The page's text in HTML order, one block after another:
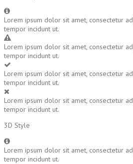
Lorem ipsum dolor sit amet, consectetur
tempor incidunt ut.
Lorem ipsum dolor sit amet, consectetur
tempor incidunt ut.
Lorem ipsum dolor sit amet, consectetur
tempor incidunt ut.
Lorem ipsum dolor sit amet, consectetur
tempor incidunt ut.
3D Style
Lorem ipsum dolor sit amet, consectetur
tempor incidunt ut.